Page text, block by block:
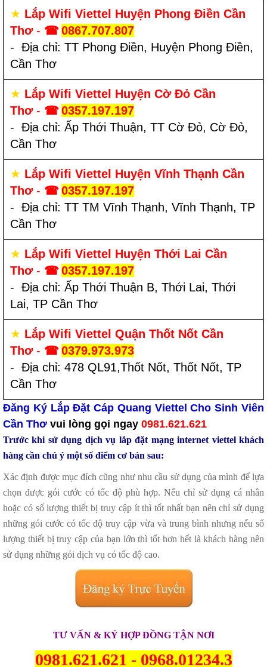
★ Lắp Wifi Viettel Huyện Phong Điền Cần
Thơ- ☎0867.707.807
- Địa chỉ: TT Phong Điền, Huyện Phong Điền,
Cần Thơ
★ Lắp Wifi Viettel Huyện Cờ Đỏ Cần
Thơ- ☎0357.197.197
- Địa chỉ: Ấp Thới Thuận, TT Cờ Đỏ, Cờ Đỏ,
Cần Thơ
★ Lắp Wifi Viettel Huyện Vĩnh Thạnh Cần
Thơ- ☎0357.197.197
- Địa chỉ: TT TM Vĩnh Thạnh, Vĩnh Thạnh, TP
Cần Thơ
★ Lắp Wifi Viettel Huyện Thới Lai Cần
Thơ- ☎0357.197.197
- Địa chỉ: Ấp Thới Thuận B, Thới Lai, Thới
Lai, TP Cần Thơ
★ Lắp Wifi Viettel Quận Thốt Nốt Cần
Thơ- ☎0379.973.973
- Địa chỉ: 478 QL91,Thốt Nốt, Thốt Nốt, TP
Cần Thơ
Đăng Ký Lắp Đặt Cáp Quang Viettel Cho Sinh Viên
Cần Thơ vui lòng gọi ngay 0981.621.621
Trước khi sử dụng dịch vụ lắp đặt mạng internet viettel khách
hàng cần chú ý một số điểm cơ bản sau:
Xác định được mục đích cũng như nhu cầu sử dụng của mình để lựa
chọn được gói cước có tốc độ phù hợp. Nếu chỉ sử dụng cá nhân
hoặc có số lượng thiết bị truy cập ít thì tốt nhất bạn nên chỉ sử dụng
những gói cước có tốc độ truy cập vừa và trung bình nhưng nếu số
lượng thiết bị truy cập của bạn lớn thì tốt hơn hết là khách hàng nên
sử dụng những gói dịch vụ có tốc độ cao.
TƯ VẤN & KÝ HỢP ĐỒNG TẬN NƠI
0981.621.621 - 0968.01234.3